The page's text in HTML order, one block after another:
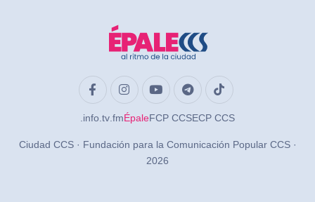
.info .tv .fmÉpaleFCP CCSECP CCS
Ciudad CCS · Fundación para la Comunicación Popular CCS ·
2026